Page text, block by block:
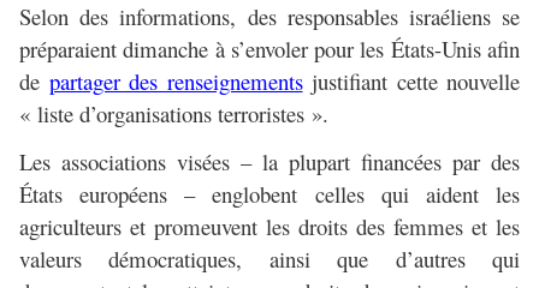
Selon des informations, des responsables israéliens se
préparaient dimanche à s’envoler pour les États-Unis afin
de partager des renseignementsjustifiant cette nouvelle
« liste d’organisations terroristes ».
Les associations visées – la plupart financées par des
États européens – englobent celles qui aident les
agriculteurs et promeuvent les droits des femmes et les
valeurs démocratiques, ainsi que d’autres qui